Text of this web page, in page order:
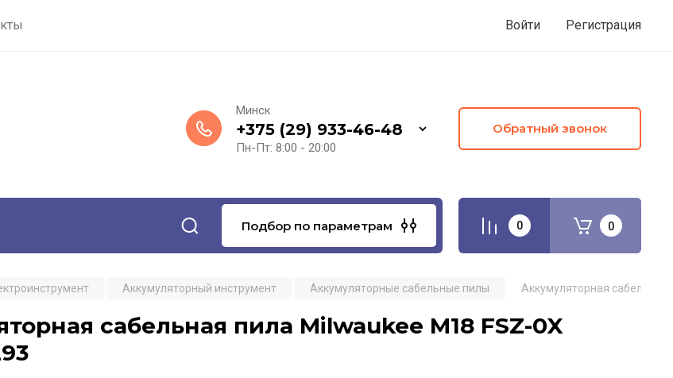
Войти Регистрация
Минск
+375 (29) 933-46-48
Пн-Пт: 8:00 - 20:00
Обратный звонок
Подбор по параметрам 0 0
Аккумуляторный инструмент Аккумуляторные сабельные пилы Аккумуляторная
сабельная пила Milwaukee M18 FSZ-0X